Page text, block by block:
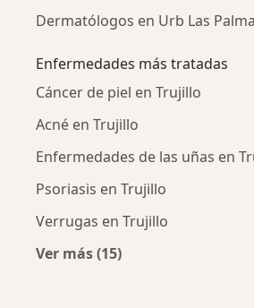
Dermatólogos en Urb Las
Enfermedades más tratadas
Cáncer de piel en Trujillo
Acné en Trujillo
Enfermedades de las uñas en
Psoriasis en Trujillo
Verrugas en Trujillo
Ver más (15)